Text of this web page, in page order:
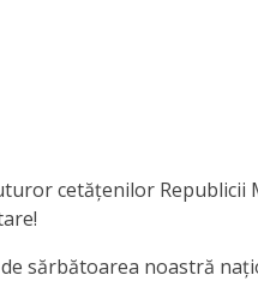
cetățenilor Republicii
sărbătoarea noastră